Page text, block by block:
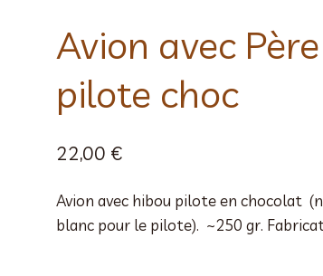
Avion avec
pilote choc
22,00 €
Avion avec hibou pilote en chocolat
blanc pour le pilote). ~250 gr.